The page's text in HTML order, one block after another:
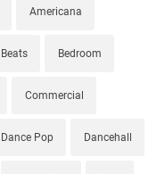
Americana
Beats Bedroom
Commercial
Dance Pop Dancehall